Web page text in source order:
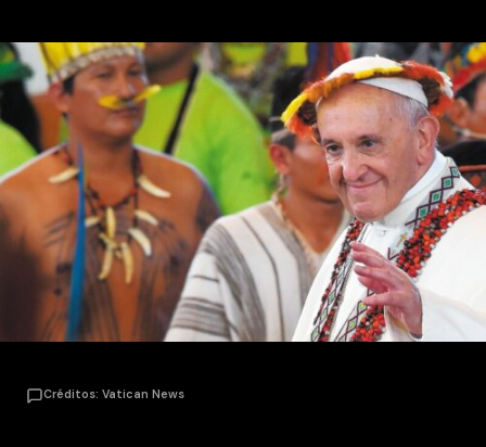
Créditos: Vatican News